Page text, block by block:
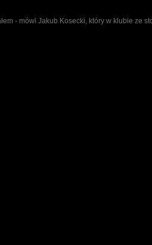
- mówi Jakub Kosecki, który w klubie ze